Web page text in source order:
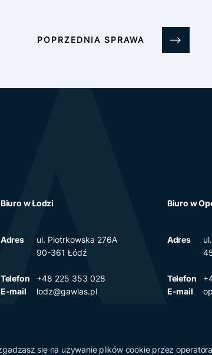
się na używanie plików cookie przez
POPRZEDNIA SPRAWA
Biuro w Łodzi
Adres
ul. Piotrkowska 276A
90-361 Łódź
Telefon
+48 225 353 028
E-mail
lodz@gawlas.pl
Biuro w
Adres
Telefon
E-mail